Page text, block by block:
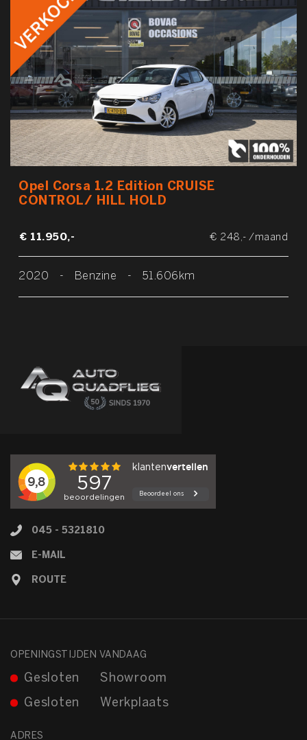
Opel Corsa 1.2 Edition CRUISE
CONTROL/ HILL HOLD
€ 11.950,- € 248,- /maand
2020 - Benzine - 51.606km
045 - 5321810
E-MAIL
ROUTE
OPENINGSTIJDEN VANDAAG
Showroom
Gesloten
Werkplaats
Gesloten
ADRES